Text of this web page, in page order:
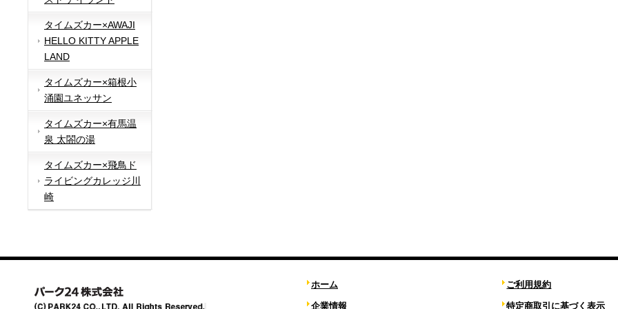
タイムズカー×AWAJI
HELLO KITTY APPLE
LAND
タイムズカー×箱根小
涌園ユネッサン
タイムズカー×有馬温
泉 太閤の湯
タイムズカー×飛鳥ド
ライビングカレッジ川
崎
ホーム
企業情報
ご利用規約
特定商取引に基づく表示